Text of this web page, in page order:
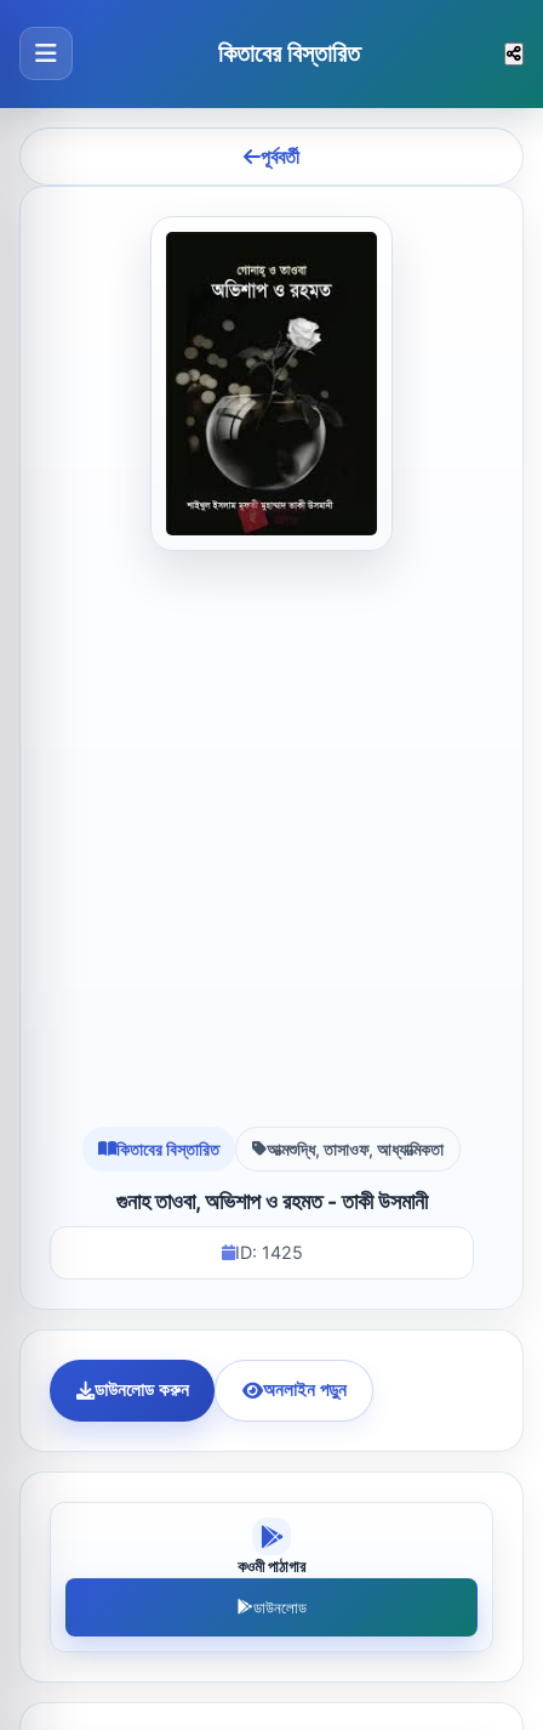
কিতাবের বিস্তারিত
পূর্ববর্তী
কিতাবের বিস্তারিত আত্মশুদ্ধি, তাসাওফ, আধ্যাত্মিকতা
গুনাহ তাওবা, অভিশাপ ও রহমত - তাকী উসমানী
ID: 1425
ডাউনলোড করুন অনলাইন পড়ুন
কওমী পাঠাগার
ডাউনলোড